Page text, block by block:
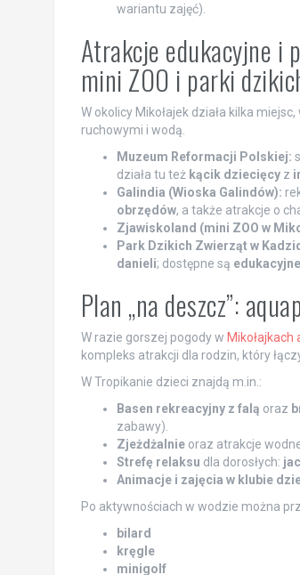
wariantu zajęć).
Atrakcje edukacyjne i
mini ZOO i parki
W okolicy Mikołajek działa kilka
ruchowymi i wodą.
Muzeum Reformacji Polskiej:
działa tu też kącik dziecięcyz
Galindia (Wioska Galindów):
obrzędów, a także atrakcje o
Zjawiskoland (mini ZOO w
Park Dzikich Zwierząt w
danieli; dostępne są
Plan „na deszcz”:
W razie gorszej pogody w
kompleks atrakcji dla rodzin, który
W Tropikanie dzieci znajdą m.in.:
Basen rekreacyjny z falą oraz
zabawy).
Zjeżdżalnieoraz atrakcje
Strefę relaksu dla dorosłych:
Animacje i zajęcia w klubie
Po aktywnościach w wodzie można
bilard
kręgle
minigolf